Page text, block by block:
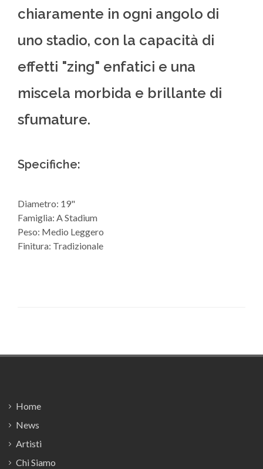
chiaramente in ogni angolo di
uno stadio, con la capacità di
effetti "zing" enfatici e una
miscela morbida e brillante di
sfumature.
Specifiche:
Diametro: 19"
Famiglia: A Stadium
Peso: Medio Leggero
Finitura: Tradizionale
Home
News
Artisti
Chi Siamo